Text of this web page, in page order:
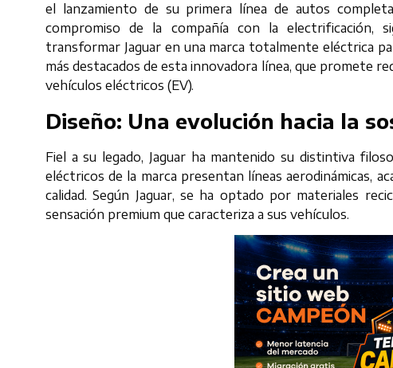
el lanzamiento de su primera línea de autos
compromiso de la compañía con la electrificación,
transformar Jaguar en una marca totalmente eléctrica
más destacados de esta innovadora línea, que promete
vehículos eléctricos (EV).
Diseño: Una evolución hacia la
Fiel a su legado, Jaguar ha mantenido su distintiva
eléctricos de la marca presentan líneas aerodinámicas,
calidad. Según Jaguar, se ha optado por materiales
sensación premium que caracteriza a sus vehículos.